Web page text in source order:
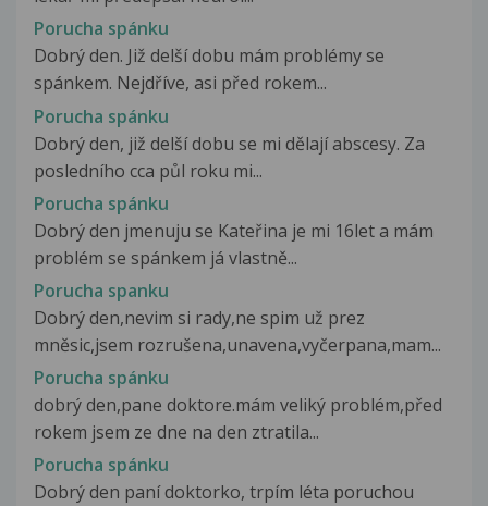
Porucha spánku
Dobrý den. Již delší dobu mám problémy se
spánkem. Nejdříve, asi před rokem...
Porucha spánku
Dobrý den, již delší dobu se mi dělají abscesy. Za
posledního cca půl roku mi...
Porucha spánku
Dobrý den jmenuju se Kateřina je mi 16let a mám
problém se spánkem já vlastně...
Porucha spanku
Dobrý den,nevim si rady,ne spim už prez
mněsic,jsem rozrušena,unavena,vyčerpana,mam...
Porucha spánku
dobrý den,pane doktore.mám veliký problém,před
rokem jsem ze dne na den ztratila...
Porucha spánku
Dobrý den paní doktorko, trpím léta poruchou